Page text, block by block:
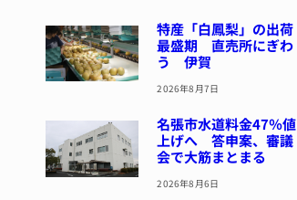
特産「白鳳梨」の出荷
最盛期 直売所にぎわ
う 伊賀
2026年8月7日
名張市水道料金47％値
上げへ 答申案、審議
会で大筋まとまる
2026年8月6日